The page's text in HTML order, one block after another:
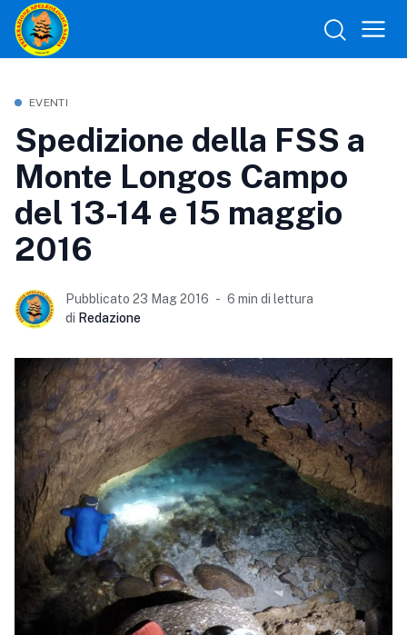
EVENTI
Spedizione della FSS a
Monte Longos Campo
del 13-14 e 15 maggio
2016
Pubblicato 23 Mag 2016
6 min di lettura
di Redazione